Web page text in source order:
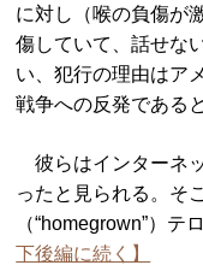
に対し（喉の負傷が
傷していて、話せな
い、犯行の理由はア
戦争への反発である
彼らはインターネ
ったと見られる。そ
（“homegrown”）テ
下後編に続く】